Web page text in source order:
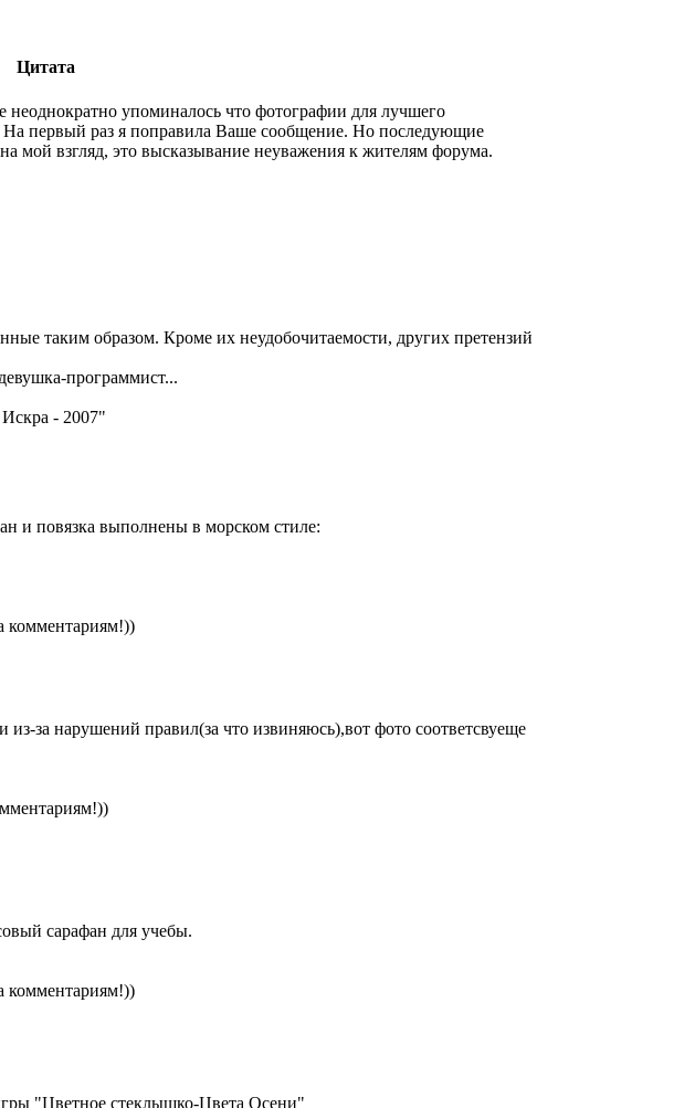
Цитата
упоминалось что фотографии для лучшего
На первый раз я поправила Ваше сообщение. Но последующие
мой взгляд, это высказывание неуважения к жителям форума.
таким образом. Кроме их неудобочитаемости, других претензий
программист...
- 2007"
и повязка выполнены в морском стиле:
комментариям!))
за нарушений правил(за что извиняюсь),вот фото соответсвуеще
сарафан для учебы.
комментариям!))
"Цветное стеклышко-Цвета Осени"